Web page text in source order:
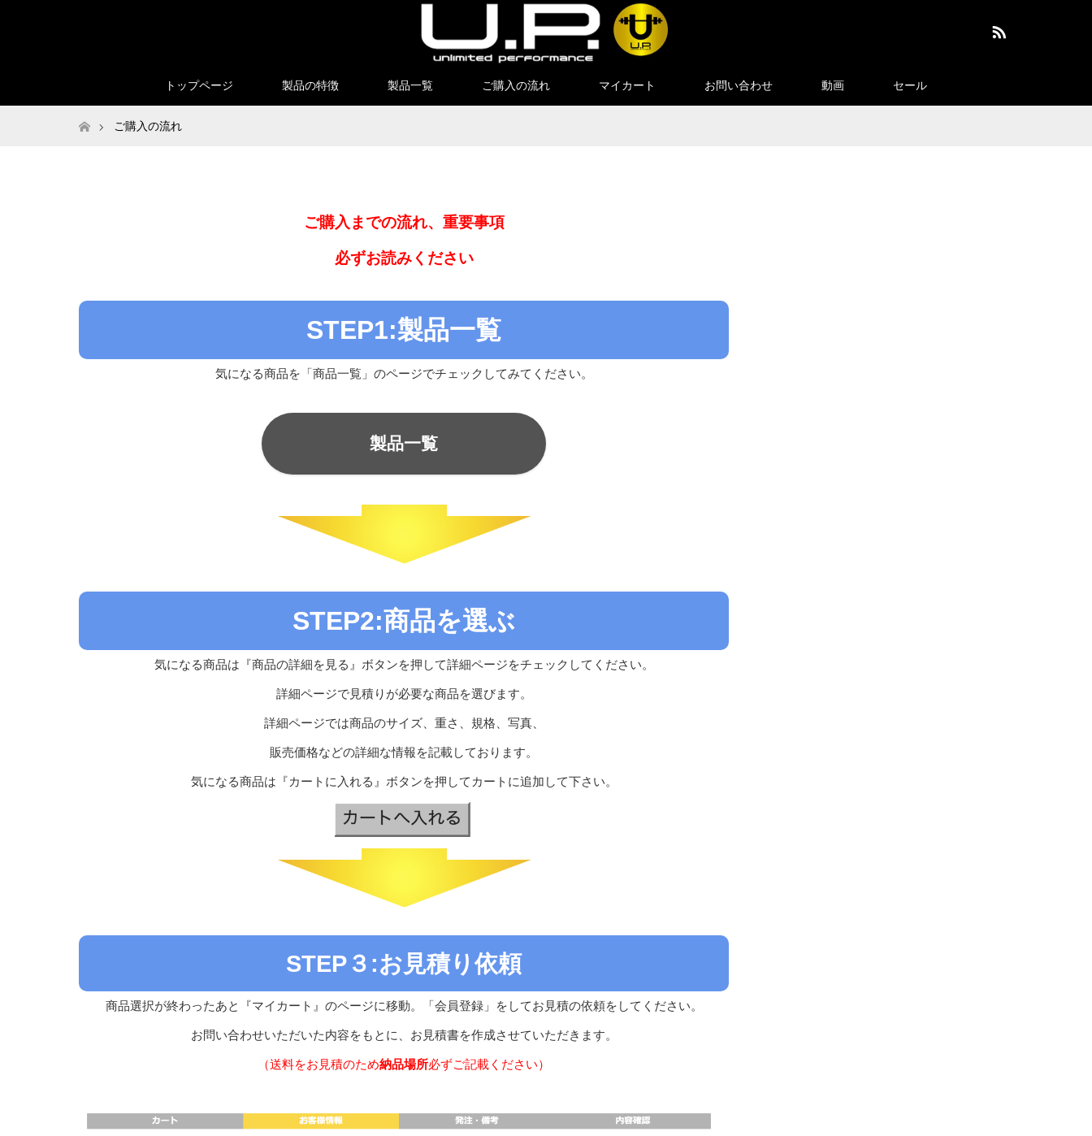
トップページ 製品の特徴 製品一覧 ご購入の流れ マイカート お問い合わせ 動画 セール
ホームご購入の流れ
ご購入までの流れ、重要事項
必ずお読みください
STEP1:製品一覧
気になる商品を「商品一覧」のページでチェックしてみてください。
製品一覧
STEP2:商品を選ぶ
気になる商品は『商品の詳細を見る』ボタンを押して詳細ページをチェックしてください。
詳細ページで見積りが必要な商品を選びます。
詳細ページでは商品のサイズ、重さ、規格、写真、
販売価格などの詳細な情報を記載しております。
気になる商品は『カートに入れる』ボタンを押してカートに追加して下さい。
STEP３:お見積り依頼
商品選択が終わったあと『マイカート』のページに移動。「会員登録」をしてお見積の依頼をしてください。
お問い合わせいただいた内容をもとに、お見積書を作成させていただきます。
（送料をお見積のため納品場所必ずご記載ください）